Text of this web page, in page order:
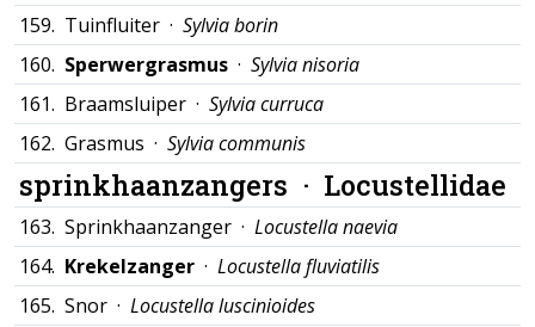
159. Tuinfluiter · Sylvia borin
160. Sperwergrasmus · Sylvia nisoria
161. Braamsluiper · Sylvia curruca
162. Grasmus · Sylvia communis
sprinkhaanzangers · Locustellidae
163. Sprinkhaanzanger · Locustella naevia
164. Krekelzanger · Locustella fluviatilis
165. Snor · Locustella luscinioides